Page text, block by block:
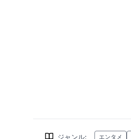
ジャンル: エンタメ